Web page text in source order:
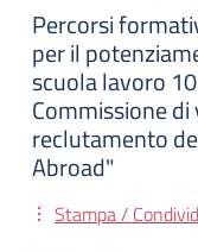
Percorsi
per il
scuola lavoro
Commissione
reclutamento
Abroad"
Stampa /